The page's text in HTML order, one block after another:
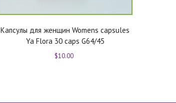
Капсулы для женщин Womens capsules
Ya Flora 30 caps G64/45
$10.00